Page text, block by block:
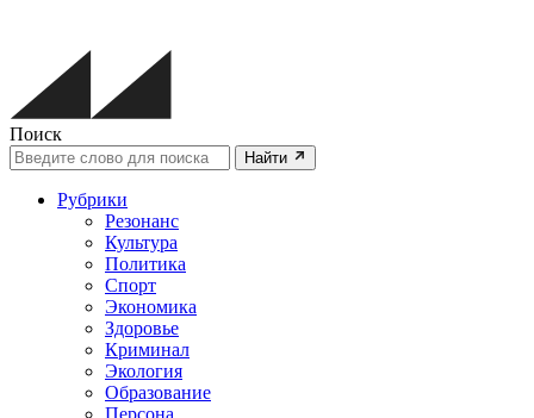
Поиск
Найти
Рубрики
Резонанс
Культура
Политика
Спорт
Экономика
Здоровье
Криминал
Экология
Образование
Персона